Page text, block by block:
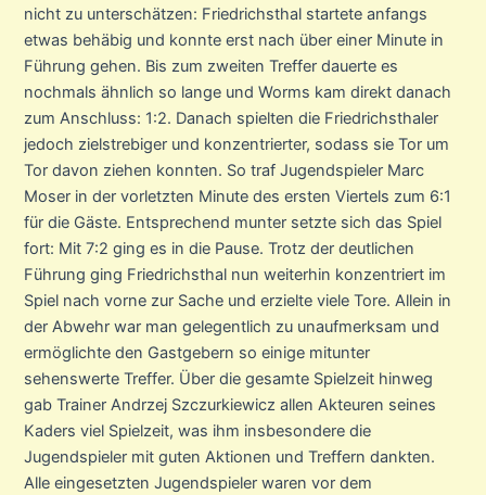
nicht zu unterschätzen: Friedrichsthal startete anfangs
etwas behäbig und konnte erst nach über einer Minute in
Führung gehen. Bis zum zweiten Treffer dauerte es
nochmals ähnlich so lange und Worms kam direkt danach
zum Anschluss: 1:2. Danach spielten die Friedrichsthaler
jedoch zielstrebiger und konzentrierter, sodass sie Tor um
Tor davon ziehen konnten. So traf Jugendspieler Marc
Moser in der vorletzten Minute des ersten Viertels zum 6:1
für die Gäste. Entsprechend munter setzte sich das Spiel
fort: Mit 7:2 ging es in die Pause. Trotz der deutlichen
Führung ging Friedrichsthal nun weiterhin konzentriert im
Spiel nach vorne zur Sache und erzielte viele Tore. Allein in
der Abwehr war man gelegentlich zu unaufmerksam und
ermöglichte den Gastgebern so einige mitunter
sehenswerte Treffer. Über die gesamte Spielzeit hinweg
gab Trainer Andrzej Szczurkiewicz allen Akteuren seines
Kaders viel Spielzeit, was ihm insbesondere die
Jugendspieler mit guten Aktionen und Treffern dankten.
Alle eingesetzten Jugendspieler waren vor dem